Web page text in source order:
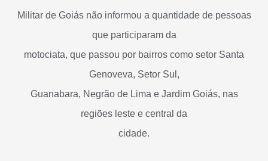
Militar de Goiás não informou a quantidade de pessoas
que participaram da
motociata, que passou por bairros como setor Santa
Genoveva, Setor Sul,
Guanabara, Negrão de Lima e Jardim Goiás, nas
regiões leste e central da
cidade.